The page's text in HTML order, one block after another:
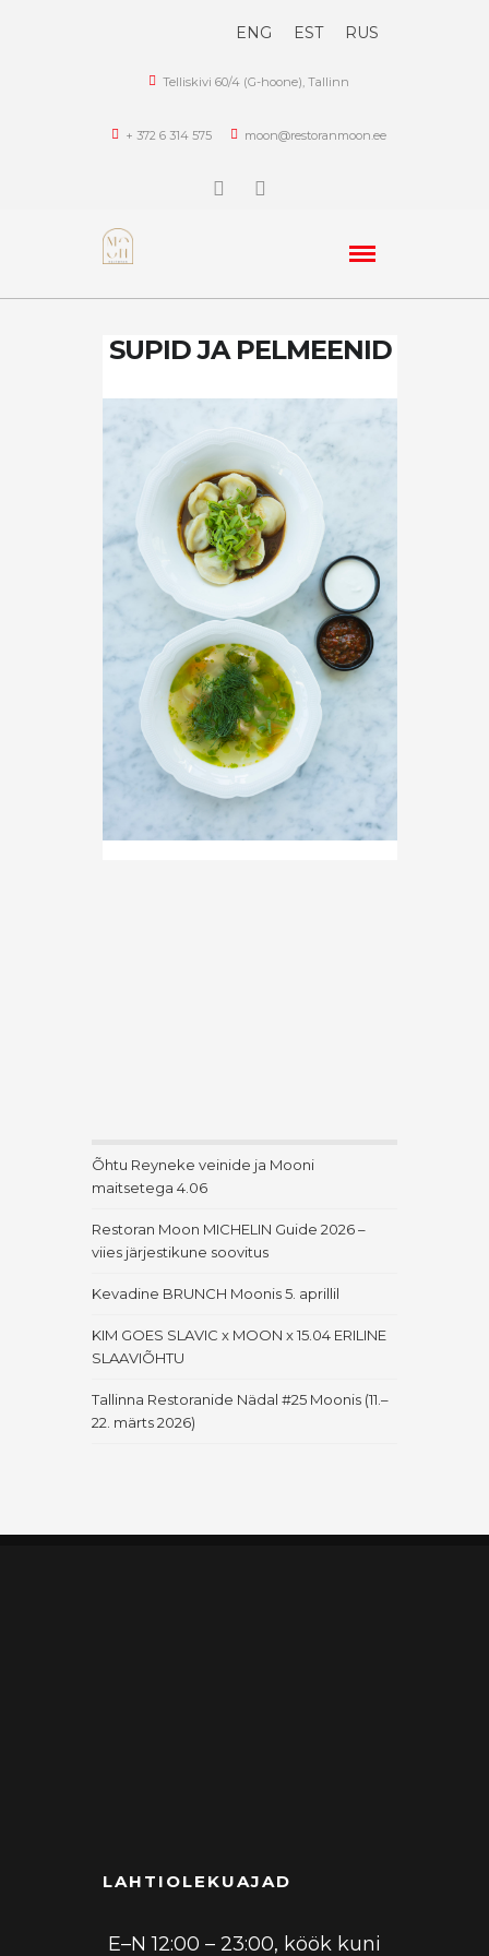
ENG EST RUS
Telliskivi 60/4 (G-hoone), Tallinn
+ 372 6 314 575 moon@restoranmoon.ee
SUPID JA PELMEENID
Õhtu Reyneke veinide ja Mooni
maitsetega 4.06
Restoran Moon MICHELIN Guide 2026 –
viies järjestikune soovitus
Kevadine BRUNCH Moonis 5. aprillil
KIM GOES SLAVIC x MOON x 15.04 ERILINE
SLAAVIÕHTU
Tallinna Restoranide Nädal #25 Moonis (11.–
22. märts 2026)
LAHTIOLEKUAJAD
E–N 12:00 – 23:00, köök kuni